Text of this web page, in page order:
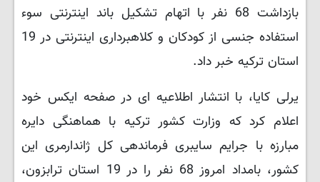
بازداشت 68 نفر با اتهام تشکیل باند اینترنتی سوء
استفاده جنسی از کودکان و کلاهبرداری اینترنتی در 19
استان ترکیه خبر داد.
یرلی کایا، با انتشار اطلاعیه ای در صفحه ایکس خود
اعلام کرد که وزارت کشور ترکیه با هماهنگی دایره
مبارزه با جرایم سایبری فرماندهی کل ژاندارمری این
کشور، بامداد امروز 68 نفر را در 19 استان ترابزون،